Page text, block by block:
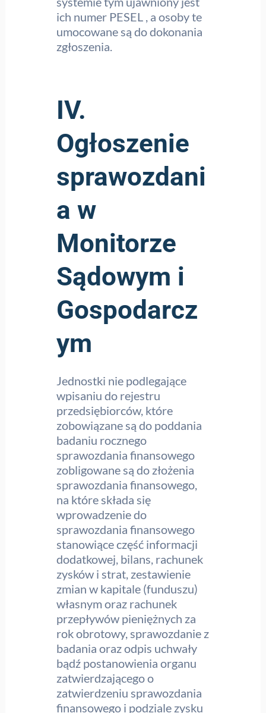
ich numer PESEL , a osoby te
umocowane są do dokonania
zgłoszenia.
IV.
Ogłoszenie
sprawozdani
a w
Monitorze
Sądowym i
Gospodarcz
ym
Jednostki nie podlegające
wpisaniu do rejestru
przedsiębiorców, które
zobowiązane są do poddania
badaniu rocznego
sprawozdania finansowego
zobligowane są do złożenia
sprawozdania finansowego,
na które składa się
wprowadzenie do
sprawozdania finansowego
stanowiące część informacji
dodatkowej, bilans, rachunek
zysków i strat, zestawienie
zmian w kapitale (funduszu)
własnym oraz rachunek
przepływów pieniężnych za
rok obrotowy, sprawozdanie z
badania oraz odpis uchwały
bądź postanowienia organu
zatwierdzającego o
zatwierdzeniu sprawozdania
finansowego i podziale zysku